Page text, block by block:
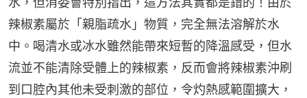
辣椒素屬於「親脂疏水」物質，完全無法溶解於水
中。喝清水或冰水雖然能帶來短暫的降溫感受，但水
流並不能清除受體上的辣椒素，反而會將辣椒素沖刷
到口腔內其他未受刺激的部位，令灼熱感範圍擴大，